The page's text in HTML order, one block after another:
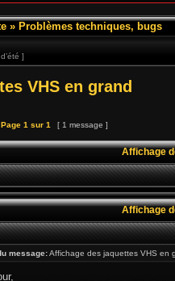
» Problèmes techniques, bugs
]
VHS en grand
Page 1 sur 1 [ 1 message ]
Affichage
Affichage
message:Affichage des jaquettes VHS en